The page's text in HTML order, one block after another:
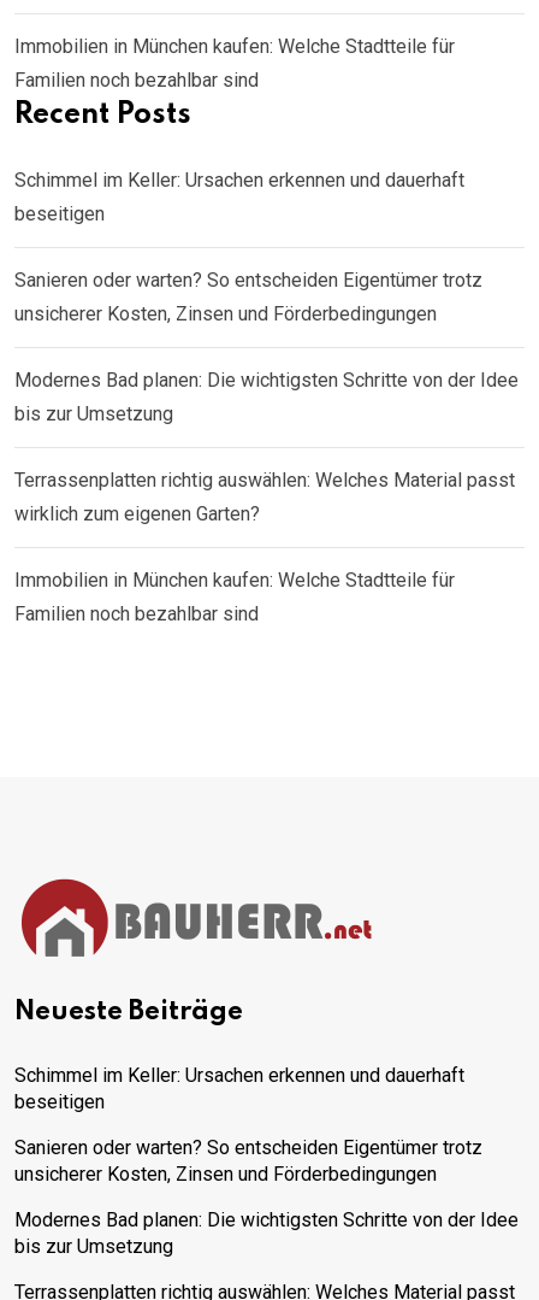
Immobilien in München kaufen: Welche Stadtteile für
Familien noch bezahlbar sind
Recent Posts
Schimmel im Keller: Ursachen erkennen und dauerhaft
beseitigen
Sanieren oder warten? So entscheiden Eigentümer trotz
unsicherer Kosten, Zinsen und Förderbedingungen
Modernes Bad planen: Die wichtigsten Schritte von der Idee
bis zur Umsetzung
Terrassenplatten richtig auswählen: Welches Material passt
wirklich zum eigenen Garten?
Immobilien in München kaufen: Welche Stadtteile für
Familien noch bezahlbar sind
Neueste Beiträge
Schimmel im Keller: Ursachen erkennen und dauerhaft
beseitigen
Sanieren oder warten? So entscheiden Eigentümer trotz
unsicherer Kosten, Zinsen und Förderbedingungen
Modernes Bad planen: Die wichtigsten Schritte von der Idee
bis zur Umsetzung
Terrassenplatten richtig auswählen: Welches Material passt